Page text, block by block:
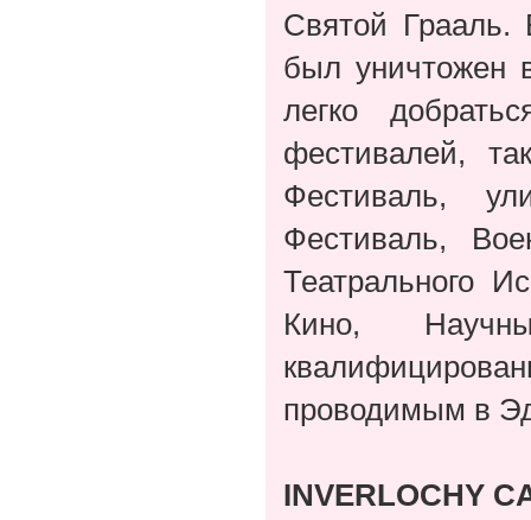
Святой Грааль.
был уничтожен
легко
фестивалей,
Фестиваль,
Фестиваль,
Театрального
Кино,
проводимым в
INVERLOCHY